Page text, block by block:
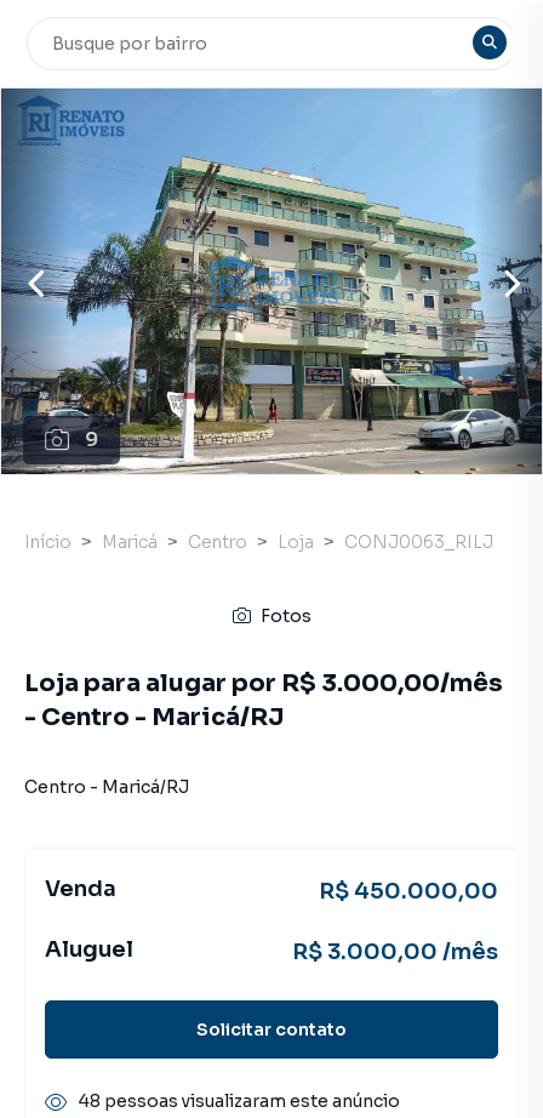
9
Início Maricá Centro Loja CONJ0063_RILJ
Fotos
Loja para alugar por R$ 3.000,00/mês
- Centro - Maricá/RJ
Centro - Maricá/RJ
Venda R$ 450.000,00
Aluguel R$ 3.000,00 /mês
Solicitar contato
48 pessoas visualizaram este anúncio